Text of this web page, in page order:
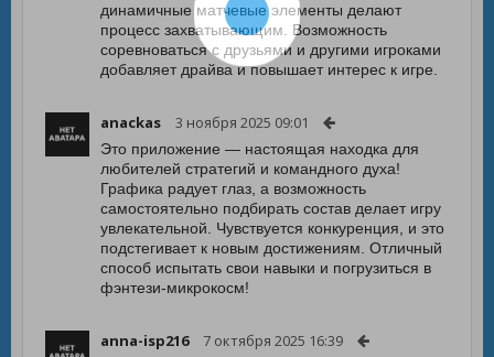
динамичные матчевые элементы делают
процесс захватывающим. Возможность
соревноваться с друзьями и другими игроками
добавляет драйва и повышает интерес к игре.
anackas 3 ноября 2025 09:01
Это приложение — настоящая находка для
любителей стратегий и командного духа!
Графика радует глаз, а возможность
самостоятельно подбирать состав делает игру
увлекательной. Чувствуется конкуренция, и это
подстегивает к новым достижениям. Отличный
способ испытать свои навыки и погрузиться в
фэнтези-микрокосм!
anna-isp216 7 октября 2025 16:39